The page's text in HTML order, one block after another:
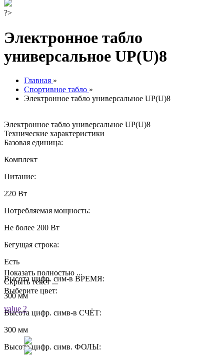
?>
Электронное табло
универсальное UP(U)8
Главная »
Спортивное табло »
Электронное табло универсальное UP(U)8
Электронное табло универсальное UP(U)8
Технические характеристики
Базовая единица:
Комплект
Питание:
220 Вт
Потребляемая мощность:
Не более 200 Вт
Бегущая строка:
Есть
Высота цифр. сим-в ВРЕМЯ:
300 мм
Высота цифр. симв-в СЧЁТ:
300 мм
Высота цифр. симв. ФОЛЫ:
Показать полностью ...
Скрыть текст ...
Выберите цвет:
value 2